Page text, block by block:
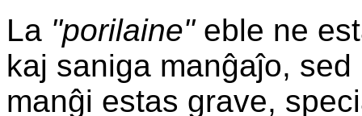
La "porilaine"eble ne
kaj saniga manĝaĵo,
manĝi estas grave,